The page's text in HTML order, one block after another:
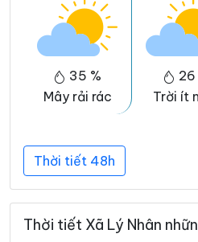
35 %
Mây rải rác
26
Trời ít
Thời tiết 48h
Thời tiết Xã Lý Nhân